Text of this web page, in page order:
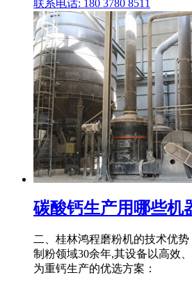
联系电话: 180 3780 8511
碳酸钙生产用哪些机
二、桂林鸿程磨粉机的技术优
制粉领域30余年,其设备以高效
为重钙生产的优选方案：